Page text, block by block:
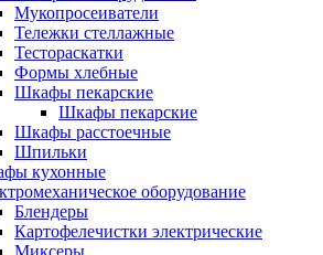
Мукопросеиватели
Тележки стеллажные
Тестораскатки
Формы хлебные
Шкафы пекарские
Шкафы пекарские
Шкафы расстоечные
Шпильки
кухонные
оборудование
Блендеры
Картофелечистки электрические
Миксеры